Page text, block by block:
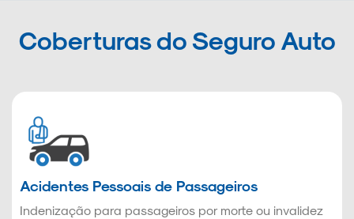
Coberturas do Seguro Auto
Acidentes Pessoais de Passageiros
Indenização para passageiros por morte ou invalidez